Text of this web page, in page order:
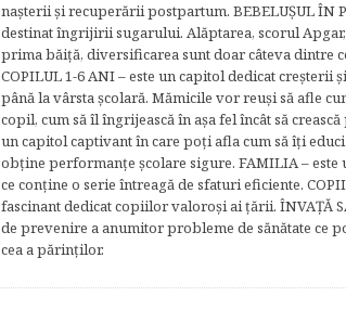
naşterii şi recuperării postpartum. BEBELUŞUL ÎN
destinat îngrijirii sugarului. Alăptarea, scorul
prima băiţă, diversificarea sunt doar câteva dintre
COPILUL 1-6 ANI – este un capitol dedicat
până la vârsta şcolară. Mămicile vor reuşi să afle
copil, cum să îl îngrijească în aşa fel încât să crească
un capitol captivant în care poţi afla cum să îţi
obţine performanţe şcolare sigure. FAMILIA –
ce conţine o serie întreagă de sfaturi eficiente.
fascinant dedicat copiilor valoroși ai țării. ÎNVAŢĂ
de prevenire a anumitor probleme de sănătate ce
cea a părinţilor.